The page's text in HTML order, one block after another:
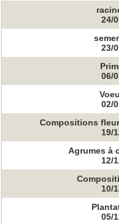
24/
23/
06/
02/
Compositions
19/
Agrumes à
12/
10/
05/